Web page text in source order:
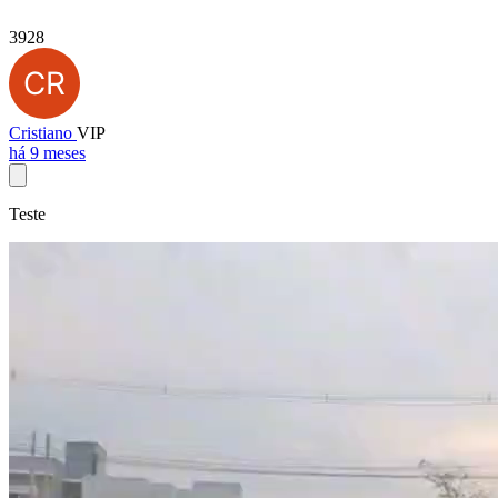
3928
Cristiano VIP
há 9 meses
Teste